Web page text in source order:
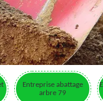
Entreprise abattage
arbre 79